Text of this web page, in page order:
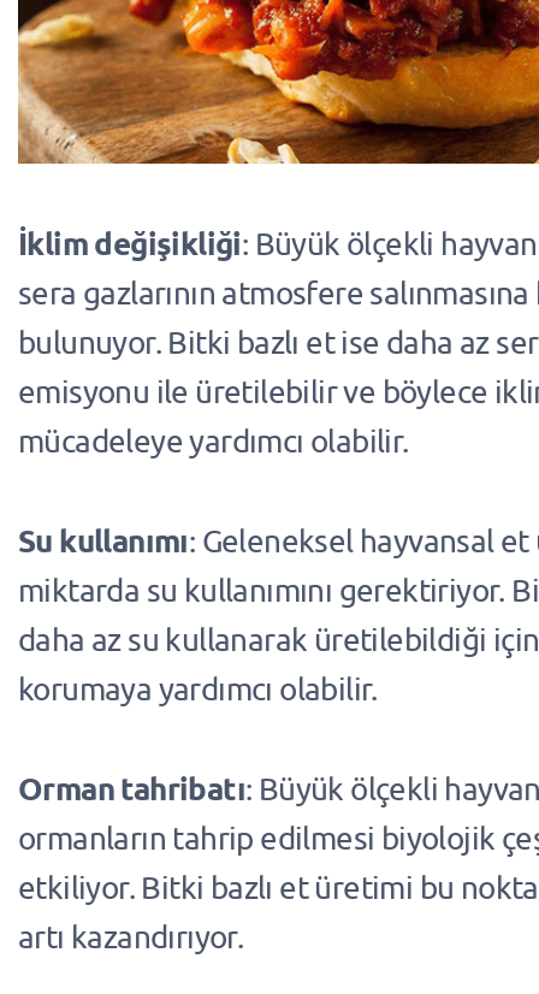
İklim değişikliği: Büyük ölçekli
sera gazlarının atmosfere salınmasına
bulunuyor. Bitki bazlı et ise daha az
emisyonu ile üretilebilir ve böylece
mücadeleye yardımcı olabilir.
Su kullanımı: Geleneksel hayvansal
miktarda su kullanımını gerektiriyor.
daha az su kullanarak üretilebildiği için
korumaya yardımcı olabilir.
Orman tahribatı: Büyük ölçekli
ormanların tahrip edilmesi biyolojik
etkiliyor. Bitki bazlı et üretimi bu
artı kazandırıyor.